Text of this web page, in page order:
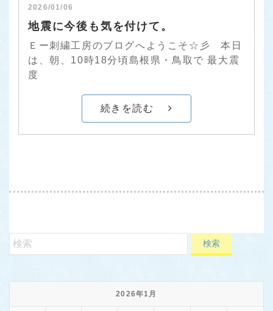
2026/01/06
地震に今後も気を付けて。
Ｅー刺繍工房のブログへようこそ☆彡 本日
は、朝、10時18分頃島根県・鳥取で 最大震
度
続きを読む
2026年1月